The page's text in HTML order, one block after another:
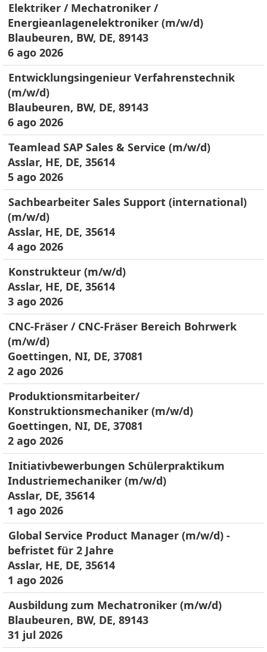
Elektriker / Mechatroniker /
Energieanlagenelektroniker (m/w/d)
Blaubeuren, BW, DE, 89143
6 ago 2026
Entwicklungsingenieur Verfahrenstechnik
(m/w/d)
Blaubeuren, BW, DE, 89143
6 ago 2026
Teamlead SAP Sales & Service (m/w/d)
Asslar, HE, DE, 35614
5 ago 2026
Sachbearbeiter Sales Support (international)
(m/w/d)
Asslar, HE, DE, 35614
4 ago 2026
Konstrukteur (m/w/d)
Asslar, HE, DE, 35614
3 ago 2026
CNC-Fräser / CNC-Fräser Bereich Bohrwerk
(m/w/d)
Goettingen, NI, DE, 37081
2 ago 2026
Produktionsmitarbeiter/
Konstruktionsmechaniker (m/w/d)
Goettingen, NI, DE, 37081
2 ago 2026
Initiativbewerbungen Schülerpraktikum
Industriemechaniker (m/w/d)
Asslar, DE, 35614
1 ago 2026
Global Service Product Manager (m/w/d) -
befristet für 2 Jahre
Asslar, HE, DE, 35614
1 ago 2026
Ausbildung zum Mechatroniker (m/w/d)
Blaubeuren, BW, DE, 89143
31 jul 2026